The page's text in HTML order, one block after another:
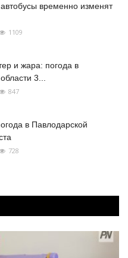
временно изменят
1109
и жара: погода в
3...
847
в Павлодарской
728